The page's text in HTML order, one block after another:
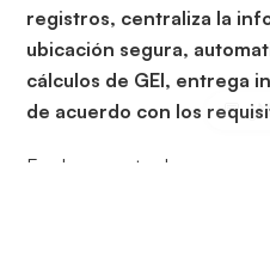
registros, centraliza la
ubicación segura,
cálculos de GEI, entrega
de acuerdo con los
Es el momento de preparar